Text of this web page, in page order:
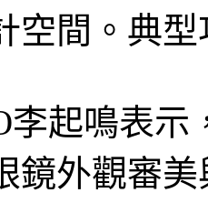
空間。典
李起鳴表
鏡外觀審